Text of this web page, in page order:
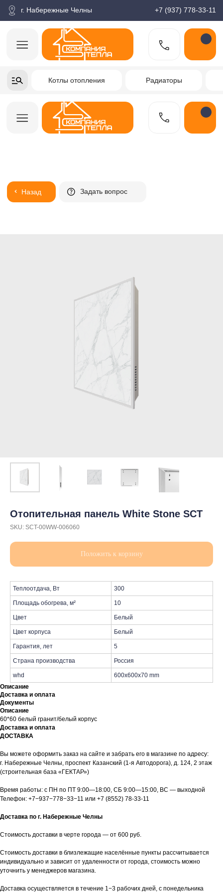
г. Набережные Челны
Котлы отопления Радиаторы Водонагреватели
+7-937-778-33-11
Отопительная панель White Stone SCT
SKU: SCT-00WW-006060
Положить к корзину
Теплоотдача, Вт 300
Площадь обогрева, м² 10
Цвет Белый
Цвет корпуса Белый
Гарантия, лет 5
Страна производства Россия
whd
600x600x70 mm
Описание
Доставка и оплата
Документы
Описание
60*60 белый гранит/белый корпус
Доставка и оплата
ДОСТАВКА
Вы можете оформить заказ на сайте и забрать его в магазине по адресу:
г. Набережные Челны, проспект Казанский (1-я Автодорога), д. 124, 2 этаж
(строительная база «ГЕКТАР»)
Время работы: с ПН по ПТ 9:00—18:00, СБ 9:00—15:00, ВС — выходной
Телефон: +7−937−778−33−11 или +7 (8552) 78-33-11
Доставка по г. Набережные Челны
Стоимость доставки в черте города — от 600 руб.
Стоимость доставки в близлежащие населённые пункты рассчитывается
индивидуально и зависит от удаленности от города, стоимость можно
уточнить у менеджеров магазина.
Доставка осуществляется в течение 1−3 рабочих дней, с понедельника